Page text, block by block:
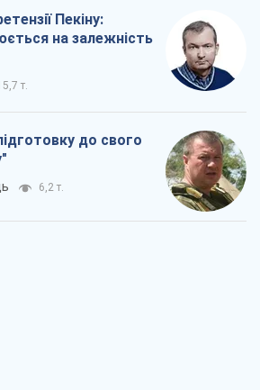
Пекіну:
на залежність
т.
до свого
6,2 т.